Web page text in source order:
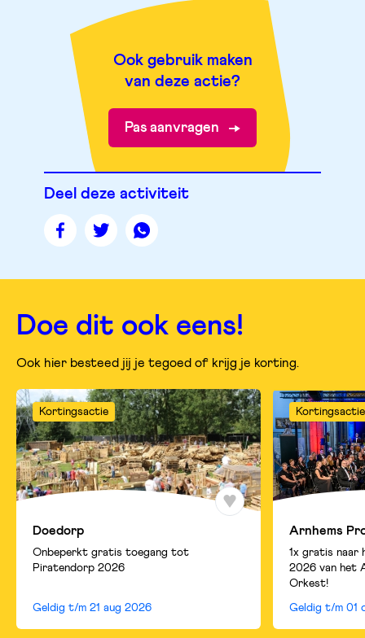
Ook gebruik maken
van deze actie?
Pas aanvragen
Deel deze activiteit
Deel
pagina
facebook
Deel
pagina
twitter
Deel
pagina
whatsapp
Doe dit ook eens!
Ook hier besteed jij je tegoed of krijg je korting.
Kortingsactie
Doedorp
Onbeperkt gratis toegang tot
Piratendorp 2026
Geldig t/m 21 aug 2026
Kortingsactie
Arnhems
1x gratis naar
2026 van het
Orkest!
Geldig t/m 01